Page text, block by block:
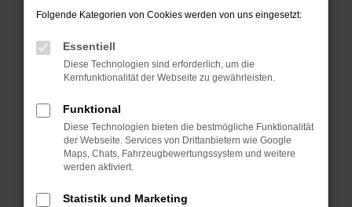
Prüfe deine Browsererweiterungen.
können das Laden bestimmter Seiten
verhindern. Funktioniert die Seite in einem
anderen Browser oder in einem privaten
Starte dein Gerät neu.
Das kann manchmal helfen, vorübergehende
Probleme zu beheben.
Betriebssystem auf dem neuesten Stand
Folgende Kategorien von Cookies werden von uns eingesetzt:
Essentiell
Diese Technologien sind erforderlich, um die
Kernfunktionalität der Webseite zu gewährleisten.
Funktional
Diese Technologien bieten die bestmögliche Funktionalität
der Webseite. Services von Drittanbietern wie Google
Maps, Chats, Fahrzeugbewertungssystem und weitere
werden aktiviert.
Statistik und Marketing